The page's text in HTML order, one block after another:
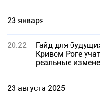
23 января
20:22
Гайд для
Кривом Роге
реальные
23 августа 2025